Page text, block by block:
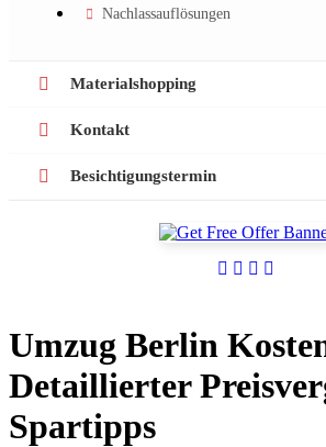
Nachlassauflösungen
Materialshopping
Kontakt
Besichtigungstermin
Umzug Berlin
Detaillierter
Spartipps